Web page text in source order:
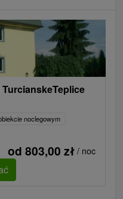
TurcianskeTeplice
noclegowym
od 803,00 zł / noc